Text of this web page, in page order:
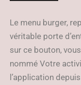
Le menu burger,
véritable porte
sur ce bouton,
nommé Votre
l’application